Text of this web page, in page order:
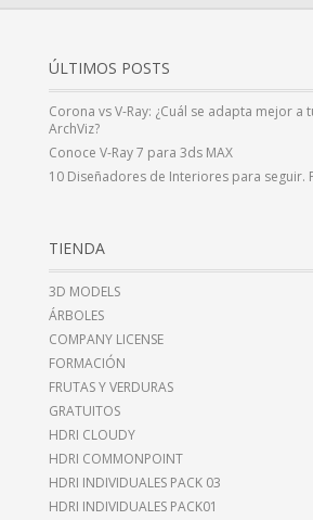
ÚLTIMOS POSTS
Corona vs V-Ray: ¿Cuál se adapta mejor a
ArchViz?
Conoce V-Ray 7 para 3ds MAX
10 Diseñadores de Interiores para seguir.
TIENDA
3D MODELS
ÁRBOLES
COMPANY LICENSE
FORMACIÓN
FRUTAS Y VERDURAS
GRATUITOS
HDRI CLOUDY
HDRI COMMONPOINT
HDRI INDIVIDUALES PACK 03
HDRI INDIVIDUALES PACK01